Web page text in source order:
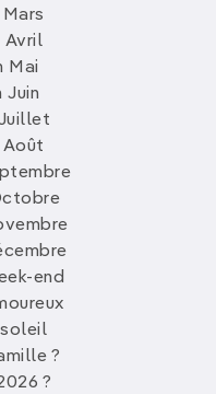
Avril
Mai
Juin
Août
end
?
?